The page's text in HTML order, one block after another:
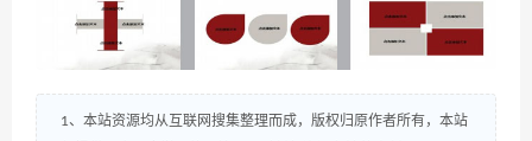
1、本站资源均从互联网搜集整理而成，版权归原作者所有，本站